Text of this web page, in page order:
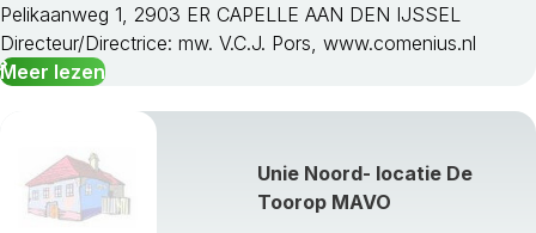
Pelikaanweg 1, 2903 ER CAPELLE AAN DEN IJSSEL
Directeur/Directrice: mw. V.C.J. Pors, www.comenius.nl
Meer lezen
Unie Noord- locatie De
Toorop MAVO